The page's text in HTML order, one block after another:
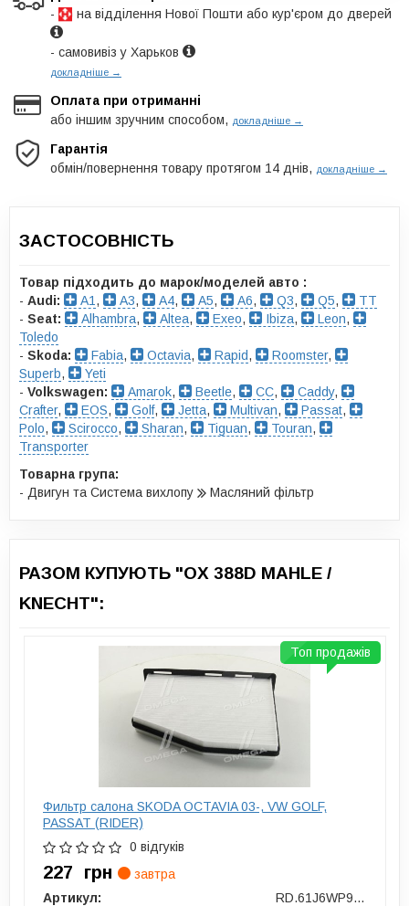
-
на відділення Нової Пошти або кур'єром до дверей
- самовивіз у Харьков
докладніше →
Оплата при отриманні
або іншим зручним способом, докладніше →
Гарантія
обмін/повернення товару протягом 14 днів, докладніше →
ЗАСТОСОВНІСТЬ
Товар підходить до марок/моделей авто :
- Audi: A1 , A3, A4, A5, A6, Q3, Q5,
TT
- Seat: Alhambra, Altea, Exeo, Ibiza, Leon,
Toledo
- Skoda: Fabia, Octavia, Rapid, Roomster,
Superb,
Yeti
- Volkswagen: Amarok, Beetle, CC, Caddy,
Crafter, EOS, Golf, Jetta, Multivan, Passat,
Polo, Scirocco, Sharan, Tiguan, Touran,
Transporter
Товарна група:
- Двигун та Система вихлопу
Масляний фільтр
РАЗОМ КУПУЮТЬ "OX 388D MAHLE /
KNECHT":
Фильтр салона SKODA OCTAVIA 03-, VW GOLF,
PASSAT (RIDER)
0 відгуків
227 грн
завтра
Артикул:
RD.61J6WP9146
Топ продажів